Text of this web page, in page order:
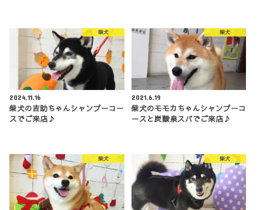
柴犬
2024.11.16
柴犬の吉助ちゃんシャンプーコー
スでご来店♪
柴犬
2021.6.19
柴犬のモモカちゃんシャンプーコ
ースと炭酸泉スパでご来店♪
柴犬 柴犬